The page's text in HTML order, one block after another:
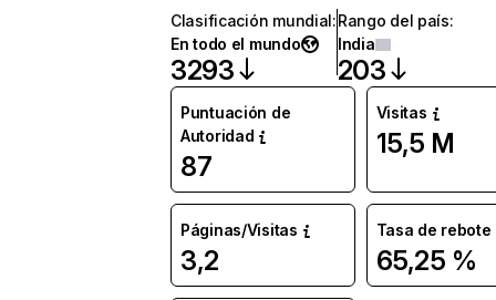
Clasificación mundial:
En todo el mundo
3293
Rango del país:
India
203
Puntuación de
Autoridad
87
Visitas
15,5 M
Páginas/Visitas
3,2
Tasa de rebote
65,25 %